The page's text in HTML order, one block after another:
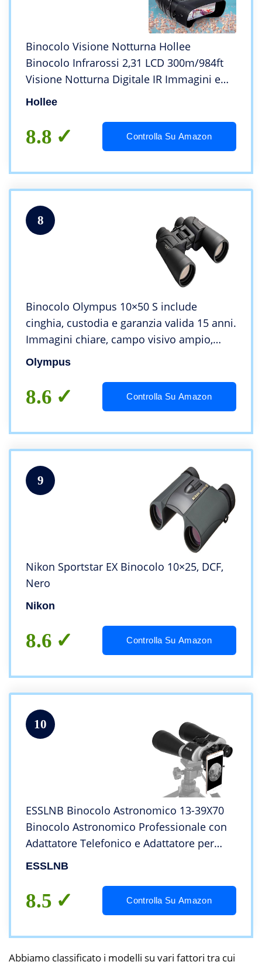
Binocolo Visione Notturna Hollee
Binocolo Infrarossi 2,31 LCD 300m/984ft
Visione Notturna Digitale IR Immagini e
Video 32G Micro SD Carta Per La Caccia
Hollee
8.8 Controlla Su Amazon
8
Binocolo Olympus 10×50 S include
cinghia, custodia e garanzia valida 15 anni.
Immagini chiare, campo visivo ampio,
corpo leggero: ideale per l’osservazione di
natura, eventi sportivi e concerti.
Olympus
8.6 Controlla Su Amazon
9
Nikon Sportstar EX Binocolo 10×25, DCF,
Nero
Nikon
8.6 Controlla Su Amazon
10
ESSLNB Binocolo Astronomico 13-39X70
Binocolo Astronomico Professionale con
Adattatore Telefonico e Adattatore per
Treppiede Prisma Completamente
ESSLNB
8.5 Controlla Su Amazon
Abbiamo classificato i modelli su vari fattori tra cui